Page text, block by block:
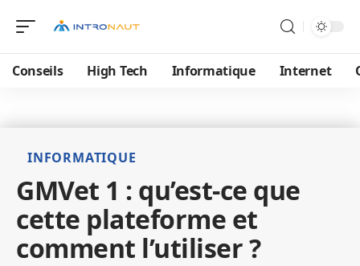
Conseils High Tech Informatique Internet
INFORMATIQUE
GMVet 1 : qu’est-ce que
cette plateforme et
comment l’utiliser ?